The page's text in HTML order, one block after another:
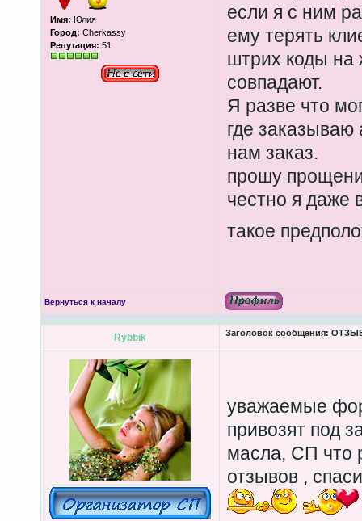
Имя: Юлия
Город: Cherkassy
Репутация: 51
если я с ним
ему терять
штрих коды на
совпадают.
Я разве что
где заказываю
нам заказ.
прошу
честно я даже
такое
Вернуться к началу
Rybbik Заголовок сообщения:
уважаемые
привозят под
масла, СП что
отзывов ,